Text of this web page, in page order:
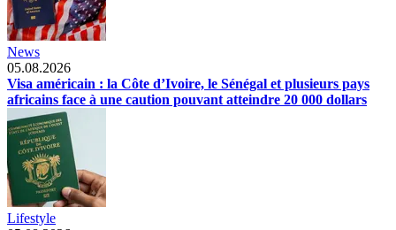
News
05.08.2026
Visa américain : la Côte d’Ivoire, le Sénégal et plusieurs pays
africains face à une caution pouvant atteindre 20 000 dollars
Lifestyle